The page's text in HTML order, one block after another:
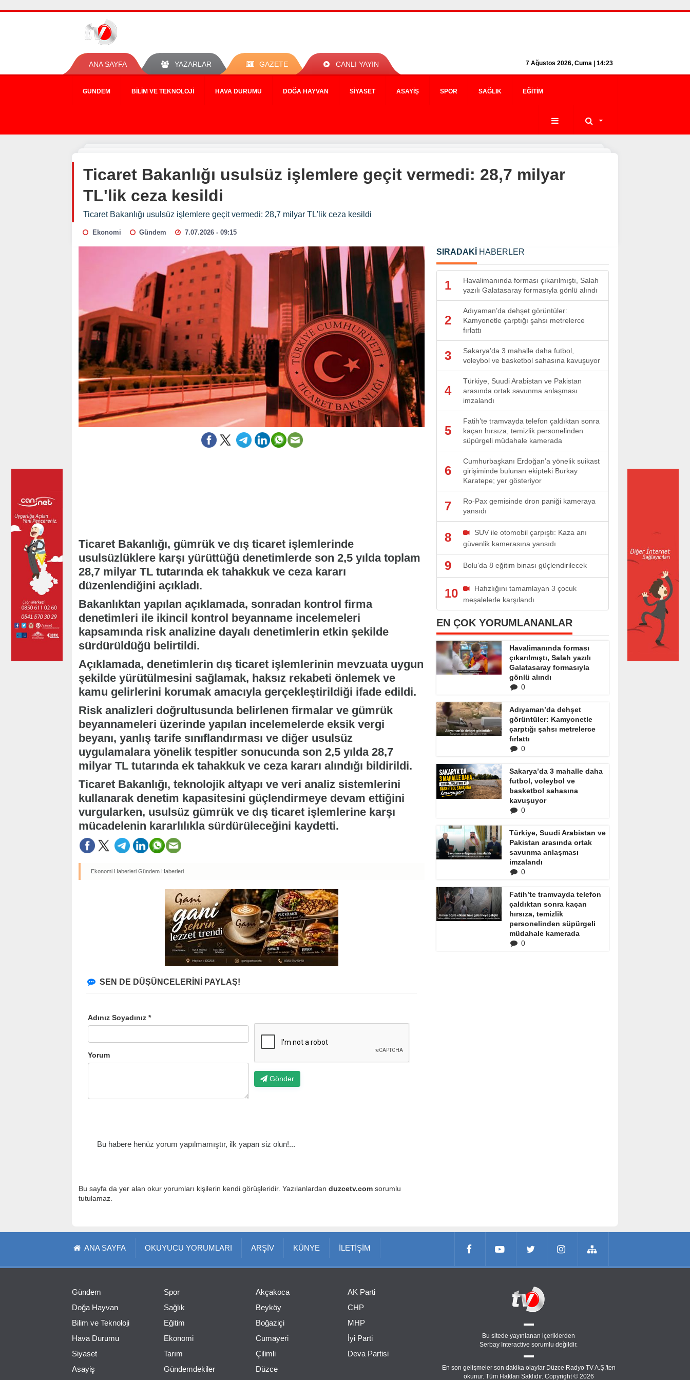
ANA SAYFA YAZARLAR GAZETE CANLI YAYIN 7 Ağustos 2026, Cuma | 14:23
GÜNDEM BILIM VE TEKNOLOJI HAVA DURUMU DOĞA HAYVAN SIYASET ASAYIŞ SPOR SAĞLIK EĞITIM
Ticaret Bakanlığı usulsüz işlemlere geçit vermedi: 28,7 milyar
TL'lik ceza kesildi
Ticaret Bakanlığı usulsüz işlemlere geçit vermedi: 28,7 milyar TL'lik ceza kesildi
Ekonomi Gündem 7.07.2026 - 09:15
Ticaret Bakanlığı, gümrük ve dış ticaret işlemlerinde
usulsüzlüklere karşı yürüttüğü denetimlerde son 2,5 yılda toplam
28,7 milyar TL tutarında ek tahakkuk ve ceza kararı
düzenlendiğini açıkladı.
Bakanlıktan yapılan açıklamada, sonradan kontrol firma
denetimleri ile ikincil kontrol beyanname incelemeleri
kapsamında risk analizine dayalı denetimlerin etkin şekilde
sürdürüldüğü belirtildi.
Açıklamada, denetimlerin dış ticaret işlemlerinin mevzuata uygun
şekilde yürütülmesini sağlamak, haksız rekabeti önlemek ve
kamu gelirlerini korumak amacıyla gerçekleştirildiği ifade edildi.
Risk analizleri doğrultusunda belirlenen firmalar ve gümrük
beyannameleri üzerinde yapılan incelemelerde eksik vergi
beyanı, yanlış tarife sınıflandırması ve diğer usulsüz
uygulamalara yönelik tespitler sonucunda son 2,5 yılda 28,7
milyar TL tutarında ek tahakkuk ve ceza kararı alındığı bildirildi.
Ticaret Bakanlığı, teknolojik altyapı ve veri analiz sistemlerini
kullanarak denetim kapasitesini güçlendirmeye devam ettiğini
vurgularken, usulsüz gümrük ve dış ticaret işlemlerine karşı
mücadelenin kararlılıkla sürdürüleceğini kaydetti.
Ekonomi Haberleri Gündem Haberleri
SEN DE DÜŞÜNCELERİNİ PAYLAŞ!
Adınız Soyadınız *
Yorum
Gönder
Bu habere henüz yorum yapılmamıştır, ilk yapan siz olun!...
Bu sayfa da yer alan okur yorumları kişilerin kendi görüşleridir. Yazılanlardan duzcetv.com sorumlu
tutulamaz.
SIRADAKİ HABERLER
1
Havalimanında forması çıkarılmıştı, Salah
yazılı Galatasaray formasıyla gönlü alındı
2
Adıyaman’da dehşet görüntüler:
Kamyonetle çarptığı şahsı metrelerce
fırlattı
3
Sakarya’da 3 mahalle daha futbol,
voleybol ve basketbol sahasına kavuşuyor
4
Türkiye, Suudi Arabistan ve Pakistan
arasında ortak savunma anlaşması
imzalandı
5
Fatih’te tramvayda telefon çaldıktan sonra
kaçan hırsıza, temizlik personelinden
süpürgeli müdahale kamerada
6
Cumhurbaşkanı Erdoğan’a yönelik suikast
girişiminde bulunan ekipteki Burkay
Karatepe; yer gösteriyor
7
Ro-Pax gemisinde dron paniği kameraya
yansıdı
8
SUV ile otomobil çarpıştı: Kaza anı
güvenlik kamerasına yansıdı
9 Bolu’da 8 eğitim binası güçlendirilecek
10
Hafızlığını tamamlayan 3 çocuk
meşalelerle karşılandı
EN ÇOK YORUMLANANLAR
Havalimanında forması
çıkarılmıştı, Salah yazılı
Galatasaray formasıyla
gönlü alındı
0
Adıyaman’da dehşet
görüntüler: Kamyonetle
çarptığı şahsı metrelerce
fırlattı
0
Sakarya’da 3 mahalle daha
futbol, voleybol ve
basketbol sahasına
kavuşuyor
0
Türkiye, Suudi Arabistan ve
Pakistan arasında ortak
savunma anlaşması
imzalandı
0
Fatih’te tramvayda telefon
çaldıktan sonra kaçan
hırsıza, temizlik
personelinden süpürgeli
müdahale kamerada
0
ANA SAYFA OKUYUCU YORUMLARI ARŞİV KÜNYE İLETİŞİM
Gündem
Doğa Hayvan
Bilim ve Teknoloji
Hava Durumu
Siyaset
Asayiş
Spor
Sağlık
Eğitim
Ekonomi
Tarım
Gündemdekiler
Akçakoca
Beyköy
Boğaziçi
Cumayeri
Çilimli
Düzce
AK Parti
CHP
MHP
İyi Parti
Deva Partisi
Bu sitede yayınlanan içeriklerden
Serbay Interactive sorumlu değildir.
En son gelişmeler son dakika olaylar Düzce Radyo TV A.Ş.'ten
okunur. Tüm Hakları Saklıdır. Copyright © 2026